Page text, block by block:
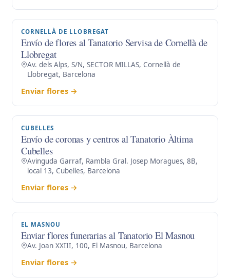
CORNELLÀ DE LLOBREGAT
Envío de flores al Tanatorio Servisa de Cornellà de
Llobregat
Av. dels Alps, S/N, SECTOR MILLAS, Cornellà de
Llobregat, Barcelona
Enviar flores →
CUBELLES
Envío de coronas y centros al Tanatorio Àltima
Cubelles
Avinguda Garraf, Rambla Gral. Josep Moragues, 8B,
local 13, Cubelles, Barcelona
Enviar flores →
EL MASNOU
Enviar flores funerarias al Tanatorio El Masnou
Av. Joan XXIII, 100, El Masnou, Barcelona
Enviar flores →